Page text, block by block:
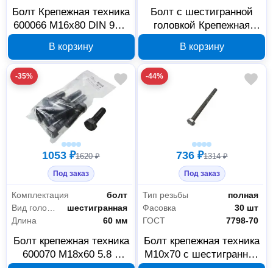
Болт Крепежная техника
600066 М16x80 DIN 933,
В корзину
Болт с шестигранной
головкой Крепежная
мм класс 5.8 7 шт
В корзину
-35%
1053 ₽1620 ₽
Под заказ
Комплектация
болт
шестигранная
Длина
60 мм
Болт крепежная техника
600070 М18х60 5.8 с
-44%
736 ₽1314 ₽
Под заказ
Тип резьбы
полная
Фасовка
30 шт
ГОСТ
7798-70
Болт крепежная техника
М10x70 с шестигранной